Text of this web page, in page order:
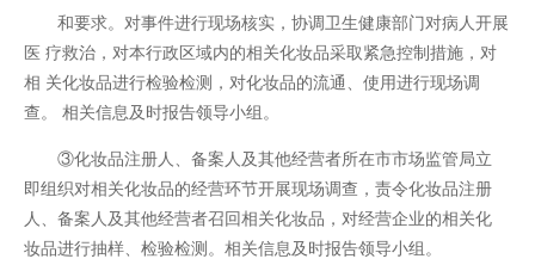
和要求。对事件进行现场核实，协调卫生健康部门对病人开展
医 疗救治，对本行政区域内的相关化妆品采取紧急控制措施，对
相 关化妆品进行检验检测，对化妆品的流通、使用进行现场调
查。 相关信息及时报告领导小组。
③化妆品注册人、备案人及其他经营者所在市市场监管局立
即组织对相关化妆品的经营环节开展现场调查，责令化妆品注册
人、备案人及其他经营者召回相关化妆品，对经营企业的相关化
妆品进行抽样、检验检测。相关信息及时报告领导小组。